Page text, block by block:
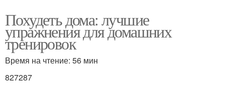
Похудеть дома: лучшие
упражнения для домашних
тренировок
Время на чтение: 56 мин
827287